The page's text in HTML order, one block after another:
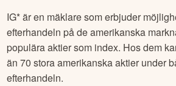
IG* är en mäklare som erbjuder
efterhandeln på de amerikanska
populära aktier som index. Hos dem
än 70 stora amerikanska aktier under
efterhandeln.